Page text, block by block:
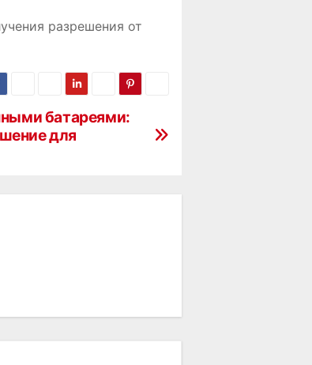
разрешения от
батареями:
для